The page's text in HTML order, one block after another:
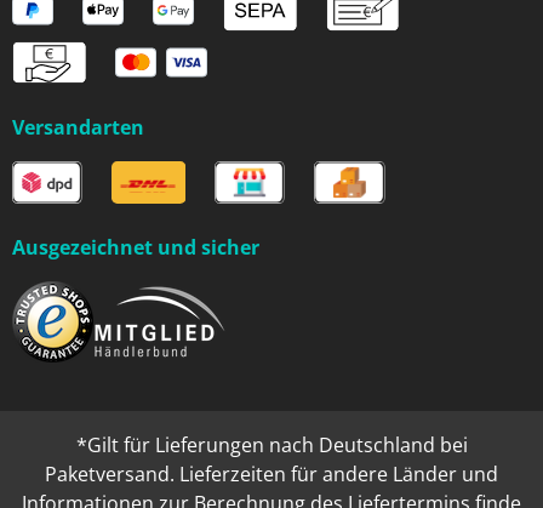
Versandarten
Ausgezeichnet und sicher
*Gilt für Lieferungen nach Deutschland bei
Paketversand. Lieferzeiten für andere Länder und